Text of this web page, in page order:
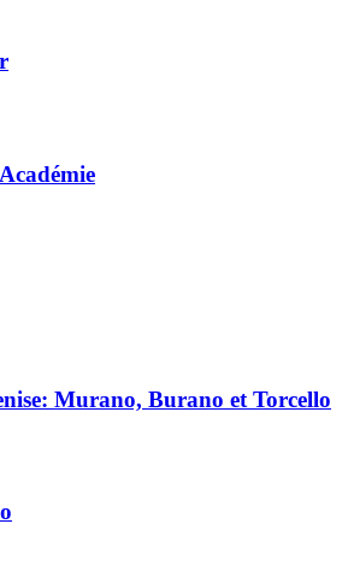
Murano, Burano et Torcello